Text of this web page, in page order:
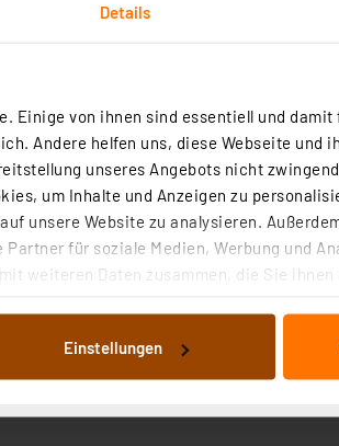
Details
Einige von ihnen sind essentiell und
Andere helfen uns, diese Webseite und
unseres Angebots nicht
um Inhalte und Anzeigen zu
unsere Website zu analysieren.
für soziale Medien, Werbung und
weiteren Daten zusammen, die Sie
bzw. die von Ihnen ausgewählten
der einzelnen Cookies nach Zweck und
können Sie jederzeit unter dem
Einstellungen
ist das Bedienfeld
wie alle weiteren aktuellen
Schraubklemmen.
auch optional in ein belüftetes
Fernsteuerung per USB oder
und
10 mV